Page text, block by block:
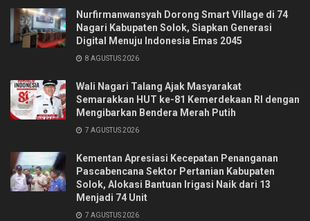
Nurfirmanwansyah Dorong Smart Village di 74
Nagari Kabupaten Solok, Siapkan Generasi
Digital Menuju Indonesia Emas 2045
8 AGUSTUS 2026
Wali Nagari Talang Ajak Masyarakat
Semarakkan HUT ke-81 Kemerdekaan RI dengan
Mengibarkan Bendera Merah Putih
7 AGUSTUS 2026
Kementan Apresiasi Kecepatan Penanganan
Pascabencana Sektor Pertanian Kabupaten
Solok, Alokasi Bantuan Irigasi Naik dari 13
Menjadi 74 Unit
7 AGUSTUS 2026